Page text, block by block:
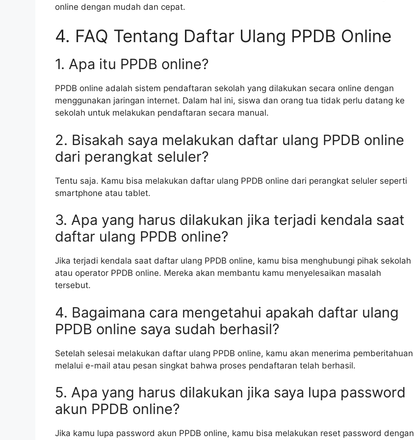
online dengan mudah dan cepat.
4. FAQ Tentang Daftar Ulang PPDB Online
1. Apa itu PPDB online?
PPDB online adalah sistem pendaftaran sekolah yang dilakukan secara online dengan
menggunakan jaringan internet. Dalam hal ini, siswa dan orang tua tidak perlu datang ke
sekolah untuk melakukan pendaftaran secara manual.
2. Bisakah saya melakukan daftar ulang PPDB online
dari perangkat seluler?
Tentu saja. Kamu bisa melakukan daftar ulang PPDB online dari perangkat seluler seperti
smartphone atau tablet.
3. Apa yang harus dilakukan jika terjadi kendala saat
daftar ulang PPDB online?
Jika terjadi kendala saat daftar ulang PPDB online, kamu bisa menghubungi pihak sekolah
atau operator PPDB online. Mereka akan membantu kamu menyelesaikan masalah
tersebut.
4. Bagaimana cara mengetahui apakah daftar ulang
PPDB online saya sudah berhasil?
Setelah selesai melakukan daftar ulang PPDB online, kamu akan menerima pemberitahuan
melalui e-mail atau pesan singkat bahwa proses pendaftaran telah berhasil.
5. Apa yang harus dilakukan jika saya lupa password
akun PPDB online?
Jika kamu lupa password akun PPDB online, kamu bisa melakukan reset password dengan